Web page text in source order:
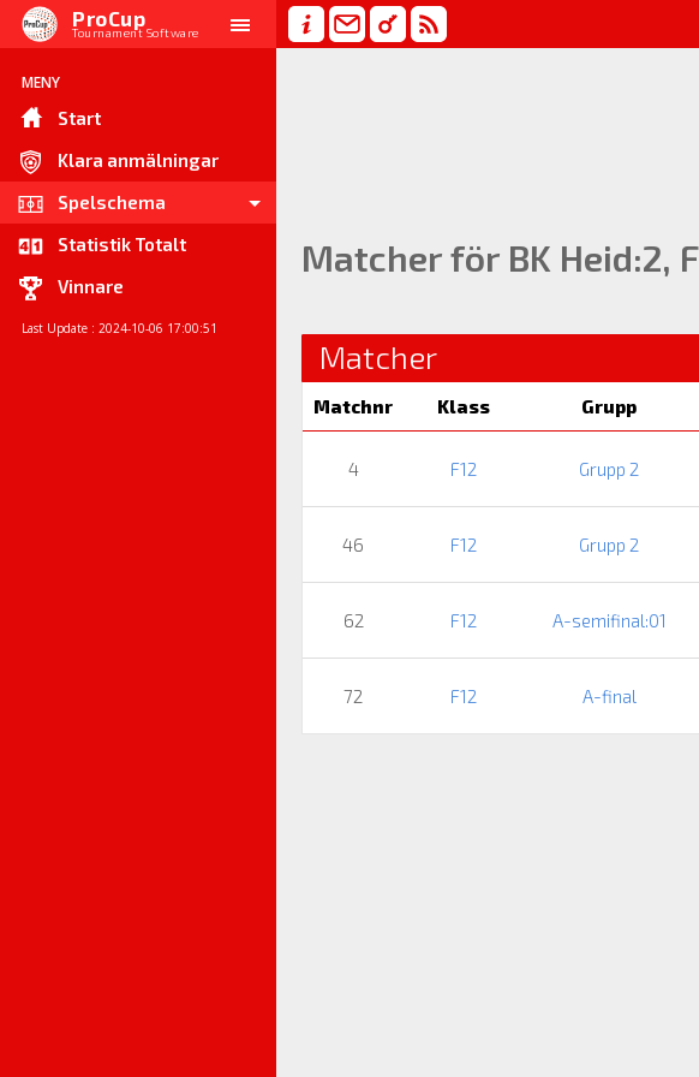
ProCup
Tournament Software
MENY
Start
Klara anmälningar
Spelschema
Statistik Totalt
Vinnare
Last Update : 2024-10-06 17:00:51
Matcher för BK Heid:2,
Matcher
Matchnr Klass Grupp
4 F12 Grupp 2
46 F12 Grupp 2
62 F12 A-semifinal:01
72 F12 A-final